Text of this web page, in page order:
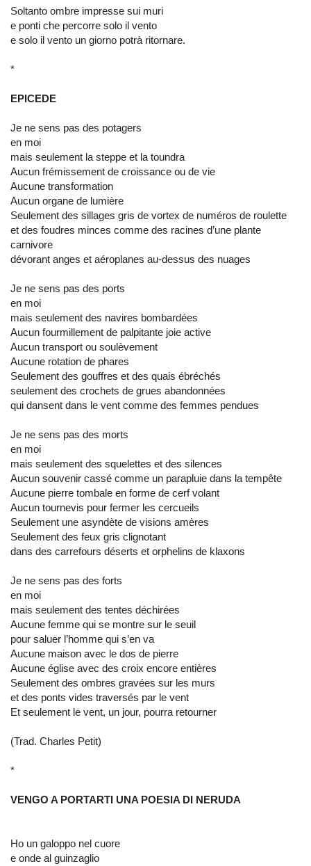
Soltanto ombre impresse sui muri
e ponti che percorre solo il vento
e solo il vento un giorno potrà ritornare.
*
EPICEDE
Je ne sens pas des potagers
en moi
mais seulement la steppe et la toundra
Aucun frémissement de croissance ou de vie
Aucune transformation
Aucun organe de lumière
Seulement des sillages gris de vortex de numéros de roulette
et des foudres minces comme des racines d’une plante
carnivore
dévorant anges et aéroplanes au-dessus des nuages
Je ne sens pas des ports
en moi
mais seulement des navires bombardées
Aucun fourmillement de palpitante joie active
Aucun transport ou soulèvement
Aucune rotation de phares
Seulement des gouffres et des quais ébréchés
seulement des crochets de grues abandonnées
qui dansent dans le vent comme des femmes pendues
Je ne sens pas des morts
en moi
mais seulement des squelettes et des silences
Aucun souvenir cassé comme un parapluie dans la tempête
Aucune pierre tombale en forme de cerf volant
Aucun tournevis pour fermer les cercueils
Seulement une asyndète de visions amères
Seulement des feux gris clignotant
dans des carrefours déserts et orphelins de klaxons
Je ne sens pas des forts
en moi
mais seulement des tentes déchirées
Aucune femme qui se montre sur le seuil
pour saluer l’homme qui s’en va
Aucune maison avec le dos de pierre
Aucune église avec des croix encore entières
Seulement des ombres gravées sur les murs
et des ponts vides traversés par le vent
Et seulement le vent, un jour, pourra retourner
(Trad. Charles Petit)
*
VENGO A PORTARTI UNA POESIA DI NERUDA
Ho un galoppo nel cuore
e onde al guinzaglio